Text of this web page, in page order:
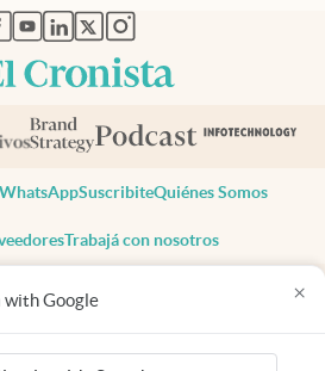
with Google ×
abre en nueva pestaña
abre en nueva pestaña
abre en nueva pestaña
abre en nueva pestaña
abre en nueva pestaña
SuscribiteQuiénes Somos
Trabajá con nosotros
derechos reservados
Privacidad